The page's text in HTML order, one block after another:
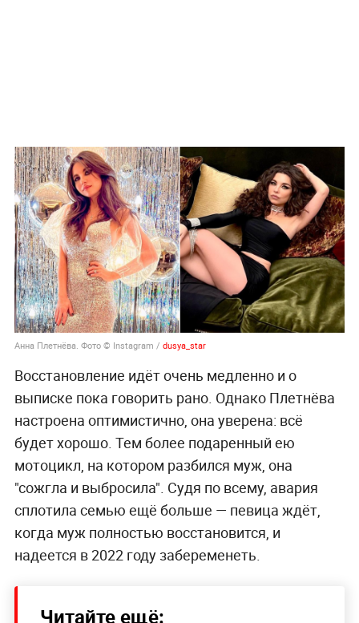
Анна Плетнёва. Фото © Instagram / dusya_star
Восстановление идёт очень медленно и о
выписке пока говорить рано. Однако Плетнёва
настроена оптимистично, она уверена: всё
будет хорошо. Тем более подаренный ею
мотоцикл, на котором разбился муж, она
"сожгла и выбросила". Судя по всему, авария
сплотила семью ещё больше — певица ждёт,
когда муж полностью восстановится, и
надеется в 2022 году забеременеть.
Читайте ещё: